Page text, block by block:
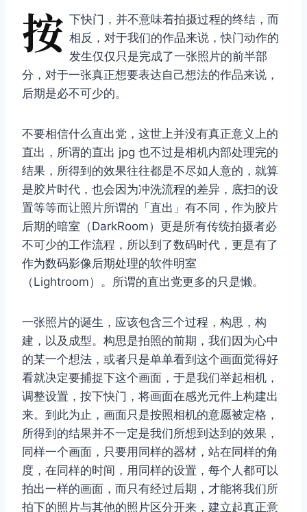
按 下快门，并不意味着拍摄过程的终结，而
相反，对于我们的作品来说，快门动作的
发生仅仅只是完成了一张照片的前半部
分，对于一张真正想要表达自己想法的作品来说，
后期是必不可少的。
不要相信什么直出党，这世上并没有真正意义上的
直出，所谓的直出 jpg 也不过是相机内部处理完的
结果，所得到的效果往往都是不尽如人意的，就算
是胶片时代，也会因为冲洗流程的差异，底扫的设
置等等而让照片所谓的「直出」有不同，作为胶片
后期的暗室（DarkRoom）更是所有传统拍摄者必
不可少的工作流程，所以到了数码时代，更是有了
作为数码影像后期处理的软件明室
（Lightroom）。所谓的直出党更多的只是懒。
一张照片的诞生，应该包含三个过程，构思，构
建，以及成型。构思是拍照的前期，我们因为心中
的某一个想法，或者只是单单看到这个画面觉得好
看就决定要捕捉下这个画面，于是我们举起相机，
调整设置，按下快门，将画面在感光元件上构建出
来。到此为止，画面只是按照相机的意愿被定格，
所得到的结果并不一定是我们所想到达到的效果，
同样一个画面，只要用同样的器材，站在同样的角
度，在同样的时间，用同样的设置，每个人都可以
拍出一样的画面，而只有经过后期，才能将我们所
拍下的照片与其他的照片区分开来，建立起真正意